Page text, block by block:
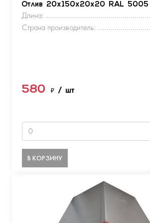
Отлив 20х150х20х20 RAL 5005
Длина:
Страна производитель:
580 ₽ / шт
В КОРЗИНУ